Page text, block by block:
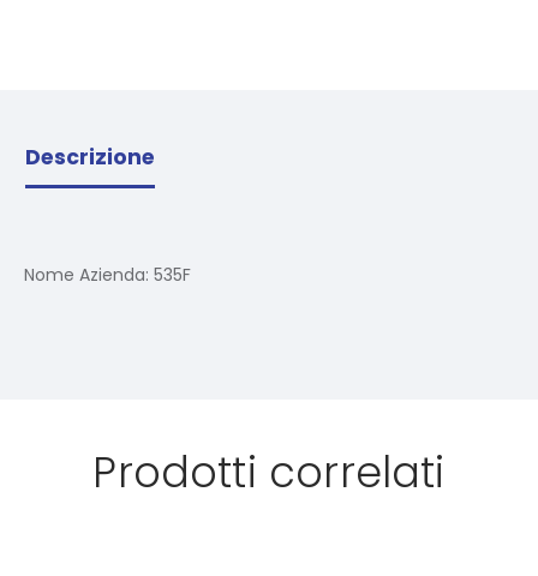
Descrizione
Nome Azienda: 535F
Prodotti correlati